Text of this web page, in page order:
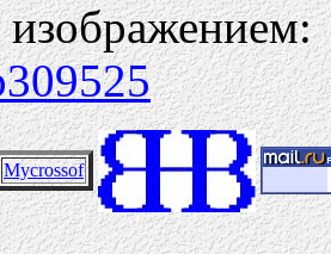
изображением:
Mycrossof